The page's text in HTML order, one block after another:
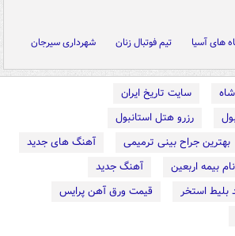
های آسیا تیم فوتبال زنان شهرداری سیرجان
سایت تاریخ ایران
رزرو هتل استانبول
بهترین جراح بینی ترمیمی
آهنگ های جدید
بیمه اربعین
آهنگ جدید
بلیط استخر
قیمت ورق آهن پرایس